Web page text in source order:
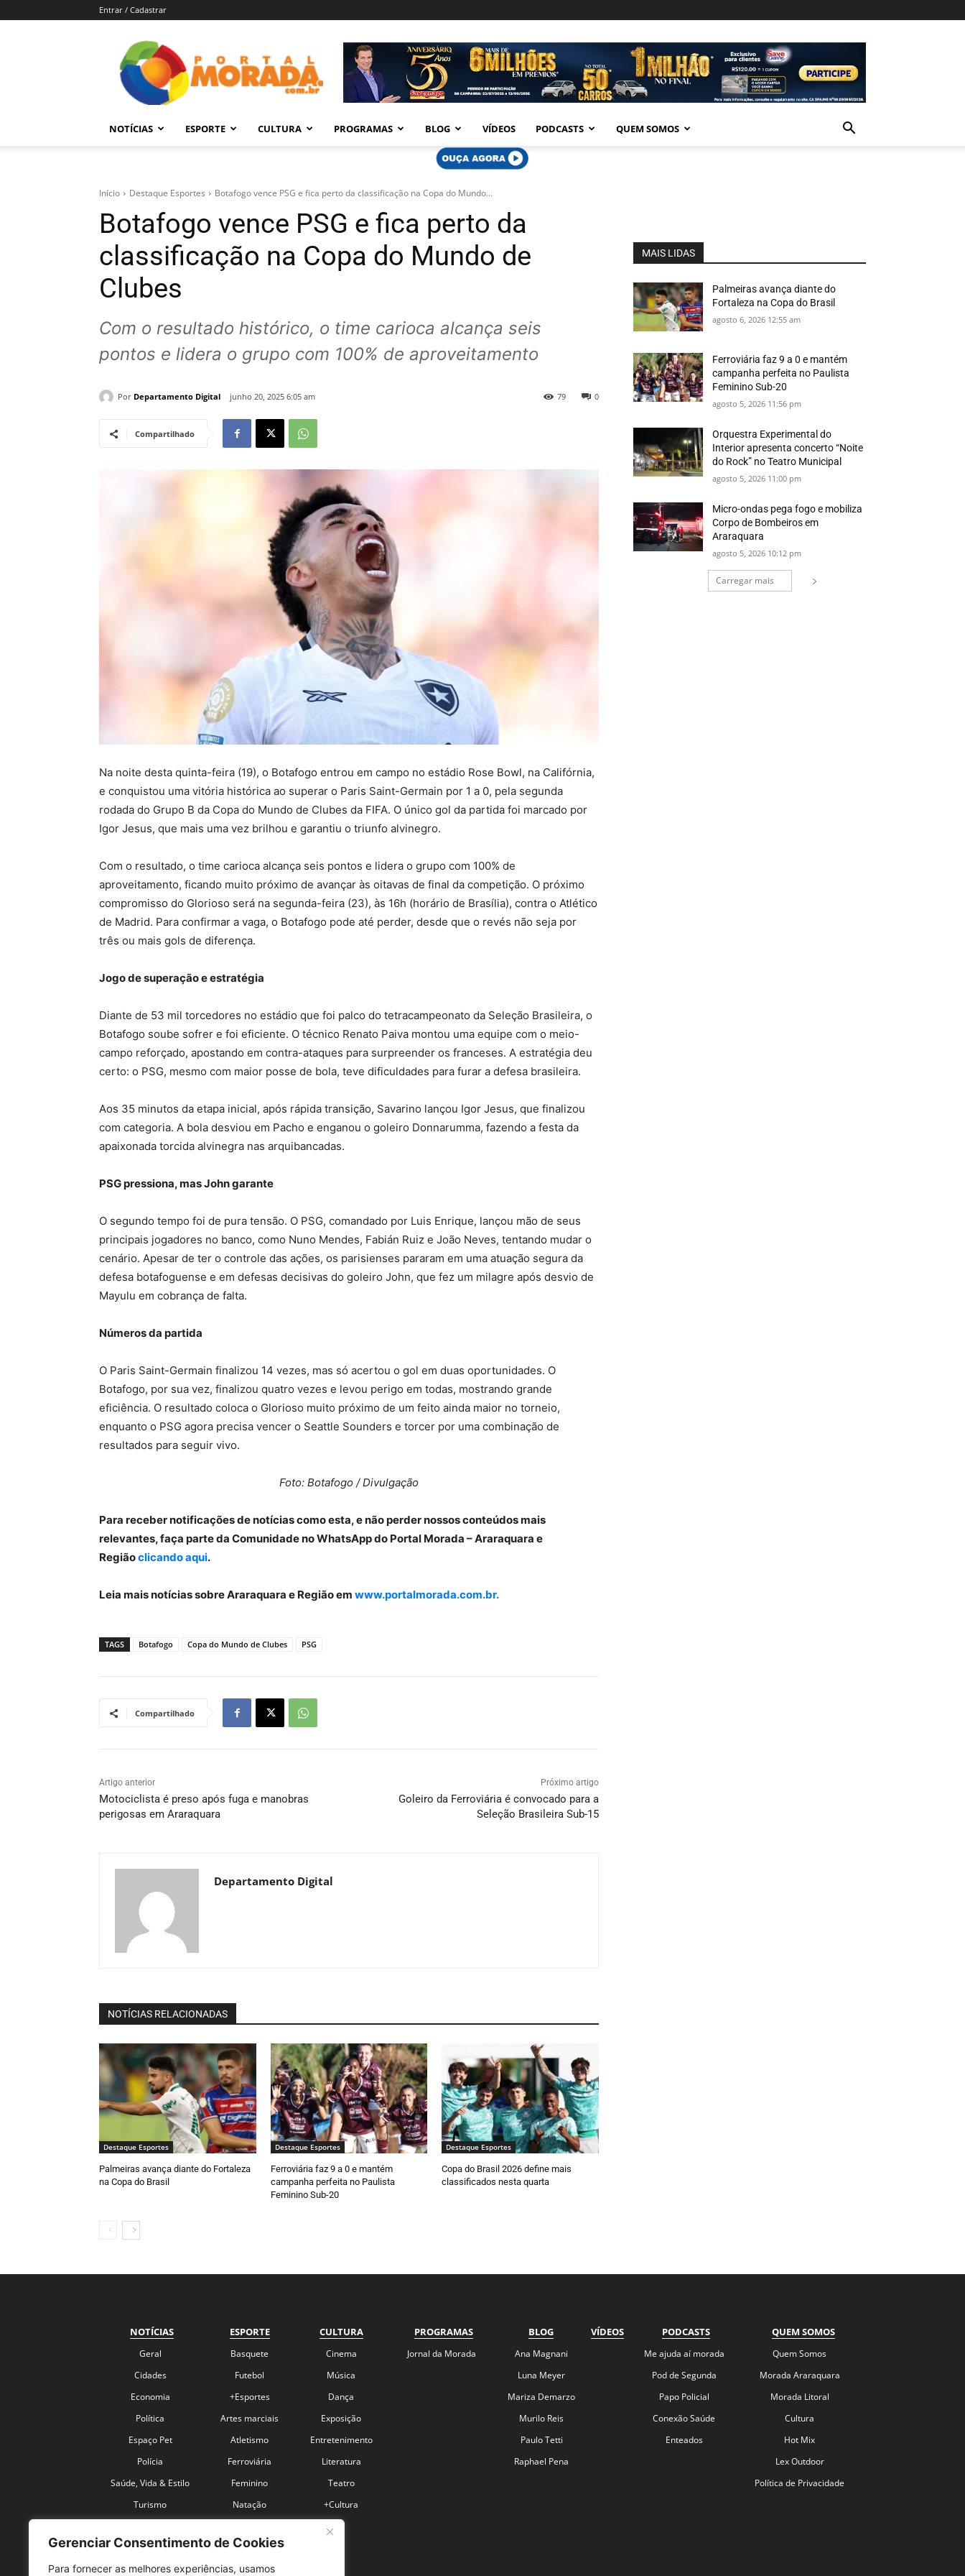
Gerenciar Consentimento de Cookies
Para fornecer as melhores experiências, usamos
Entrar / Cadastrar
Morada
–
Araraquara
NOTÍCIAS ESPORTE CULTURA PROGRAMAS BLOG VÍDEOS PODCASTS QUEM SOMOS
Início Destaque Esportes Botafogo vence PSG e fica perto da classificação na Copa do Mundo...
Botafogo vence PSG e fica perto da
classificação na Copa do Mundo de
Clubes
Com o resultado histórico, o time carioca alcança seis
pontos e lidera o grupo com 100% de aproveitamento
Por Departamento Digital junho 20, 2025 6:05 am 0
79
Compartilhado
Na noite desta quinta-feira (19), o Botafogo entrou em campo no estádio Rose Bowl, na Califórnia,
e conquistou uma vitória histórica ao superar o Paris Saint-Germain por 1 a 0, pela segunda
rodada do Grupo B da Copa do Mundo de Clubes da FIFA. O único gol da partida foi marcado por
Igor Jesus, que mais uma vez brilhou e garantiu o triunfo alvinegro.
Com o resultado, o time carioca alcança seis pontos e lidera o grupo com 100% de
aproveitamento, ficando muito próximo de avançar às oitavas de final da competição. O próximo
compromisso do Glorioso será na segunda-feira (23), às 16h (horário de Brasília), contra o Atlético
de Madrid. Para confirmar a vaga, o Botafogo pode até perder, desde que o revés não seja por
três ou mais gols de diferença.
Jogo de superação e estratégia
Diante de 53 mil torcedores no estádio que foi palco do tetracampeonato da Seleção Brasileira, o
Botafogo soube sofrer e foi eficiente. O técnico Renato Paiva montou uma equipe com o meio-
campo reforçado, apostando em contra-ataques para surpreender os franceses. A estratégia deu
certo: o PSG, mesmo com maior posse de bola, teve dificuldades para furar a defesa brasileira.
Aos 35 minutos da etapa inicial, após rápida transição, Savarino lançou Igor Jesus, que finalizou
com categoria. A bola desviou em Pacho e enganou o goleiro Donnarumma, fazendo a festa da
apaixonada torcida alvinegra nas arquibancadas.
PSG pressiona, mas John garante
O segundo tempo foi de pura tensão. O PSG, comandado por Luis Enrique, lançou mão de seus
principais jogadores no banco, como Nuno Mendes, Fabián Ruiz e João Neves, tentando mudar o
cenário. Apesar de ter o controle das ações, os parisienses pararam em uma atuação segura da
defesa botafoguense e em defesas decisivas do goleiro John, que fez um milagre após desvio de
Mayulu em cobrança de falta.
Números da partida
O Paris Saint-Germain finalizou 14 vezes, mas só acertou o gol em duas oportunidades. O
Botafogo, por sua vez, finalizou quatro vezes e levou perigo em todas, mostrando grande
eficiência. O resultado coloca o Glorioso muito próximo de um feito ainda maior no torneio,
enquanto o PSG agora precisa vencer o Seattle Sounders e torcer por uma combinação de
resultados para seguir vivo.
Foto: Botafogo / Divulgação
Para receber notificações de notícias como esta, e não perder nossos conteúdos mais
relevantes, faça parte da Comunidade no WhatsApp do Portal Morada – Araraquara e
Regiãoclicando aqui.
Leia mais notícias sobre Araraquara e Região em www.portalmorada.com.br.
TAGS Botafogo Copa do Mundo de Clubes PSG
Compartilhado
Artigo anterior
Motociclista é preso após fuga e manobras
perigosas em Araraquara
Próximo artigo
Goleiro da Ferroviária é convocado para a
Seleção Brasileira Sub-15
Departamento Digital
NOTÍCIAS RELACIONADAS
Destaque Esportes
Palmeiras avança diante do Fortaleza
na Copa do Brasil
Destaque Esportes
Ferroviária faz 9 a 0 e mantém
campanha perfeita no Paulista
Feminino Sub-20
Destaque Esportes
Copa do Brasil 2026 define mais
classificados nesta quarta
MAIS LIDAS
Palmeiras avança diante do
Fortaleza na Copa do Brasil
agosto 6, 2026 12:55 am
Ferroviária faz 9 a 0 e mantém
campanha perfeita no Paulista
Feminino Sub-20
agosto 5, 2026 11:56 pm
Orquestra Experimental do
Interior apresenta concerto “Noite
do Rock” no Teatro Municipal
agosto 5, 2026 11:00 pm
Micro-ondas pega fogo e mobiliza
Corpo de Bombeiros em
Araraquara
agosto 5, 2026 10:12 pm
Carregar mais
NOTÍCIAS
Geral
Cidades
Economia
Política
Espaço Pet
Polícia
Saúde, Vida & Estilo
Turismo
ESPORTE
Basquete
Futebol
+Esportes
Artes marciais
Atletismo
Ferroviária
Feminino
Natação
CULTURA
Cinema
Música
Dança
Exposição
Entretenimento
Literatura
Teatro
+Cultura
PROGRAMAS
Jornal da Morada
BLOG
Ana Magnani
Luna Meyer
Mariza Demarzo
Murilo Reis
Paulo Tetti
Raphael Pena
VÍDEOS PODCASTS
Me ajuda aí morada
Pod de Segunda
Papo Policial
Conexão Saúde
Enteados
QUEM SOMOS
Quem Somos
Morada Araraquara
Morada Litoral
Cultura
Hot Mix
Lex Outdoor
Política de Privacidade